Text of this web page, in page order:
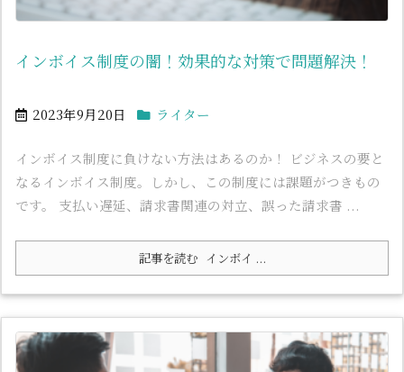
インボイス制度の闇！効果的な対策で問題解決！
2023年9月20日 ライター
インボイス制度に負けない方法はあるのか！ ビジネスの要と
なるインボイス制度。しかし、この制度には課題がつきもの
です。 支払い遅延、請求書関連の対立、誤った請求書 ...
記事を読む インボイ ...